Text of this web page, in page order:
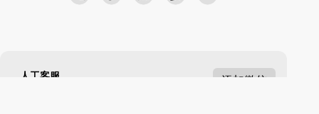
人工客服 添加微信